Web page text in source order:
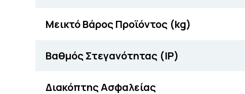
Μεικτό Βάρος Προϊόντος (kg)
Βαθμός Στεγανότητας (IP)
Διακόπτης Ασφαλείας